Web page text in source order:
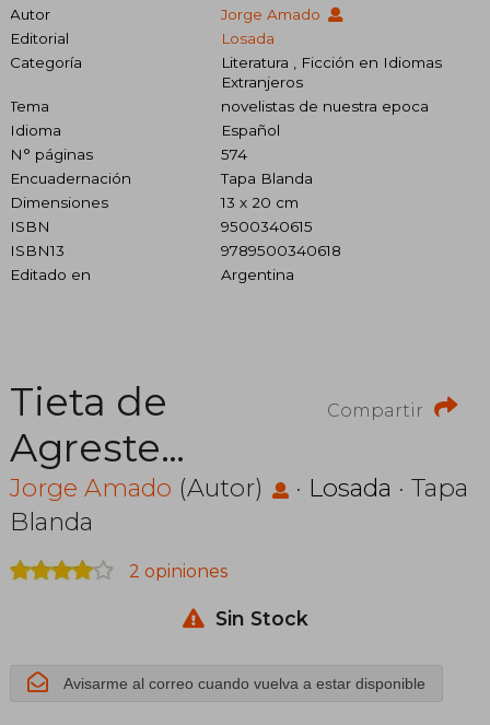
Autor
Jorge Amado
Editorial
Losada
Categoría
Literatura , Ficción en Idiomas
Extranjeros
Tema
novelistas de nuestra epoca
Idioma
Español
N° páginas
574
Encuadernación
Tapa Blanda
Dimensiones
13 x 20 cm
ISBN
9500340615
ISBN13
9789500340618
Editado en
Argentina
Compartir
Tieta de
Agreste
Pastora de
Cabras
Jorge Amado (Autor) · Losada · Tapa
Blanda
2 opiniones
Sin Stock
Avisarme al correo cuando vuelva a estar disponible